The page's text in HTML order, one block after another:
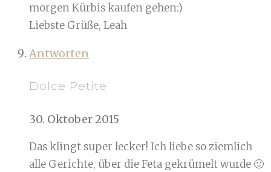
morgen Kürbis kaufen gehen:)
Liebste Grüße, Leah
Antworten
Dolce Petite
30. Oktober 2015
Das klingt super lecker! Ich liebe so ziemlich
alle Gerichte, über die Feta gekrümelt wurde 🙂